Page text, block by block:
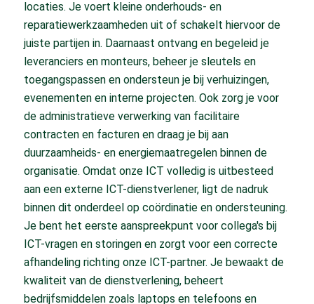
locaties. Je voert kleine onderhouds- en
reparatiewerkzaamheden uit of schakelt hiervoor de
juiste partijen in. Daarnaast ontvang en begeleid je
leveranciers en monteurs, beheer je sleutels en
toegangspassen en ondersteun je bij verhuizingen,
evenementen en interne projecten. Ook zorg je voor
de administratieve verwerking van facilitaire
contracten en facturen en draag je bij aan
duurzaamheids- en energiemaatregelen binnen de
organisatie. Omdat onze ICT volledig is uitbesteed
aan een externe ICT-dienstverlener, ligt de nadruk
binnen dit onderdeel op coördinatie en ondersteuning.
Je bent het eerste aanspreekpunt voor collega's bij
ICT-vragen en storingen en zorgt voor een correcte
afhandeling richting onze ICT-partner. Je bewaakt de
kwaliteit van de dienstverlening, beheert
bedrijfsmiddelen zoals laptops en telefoons en